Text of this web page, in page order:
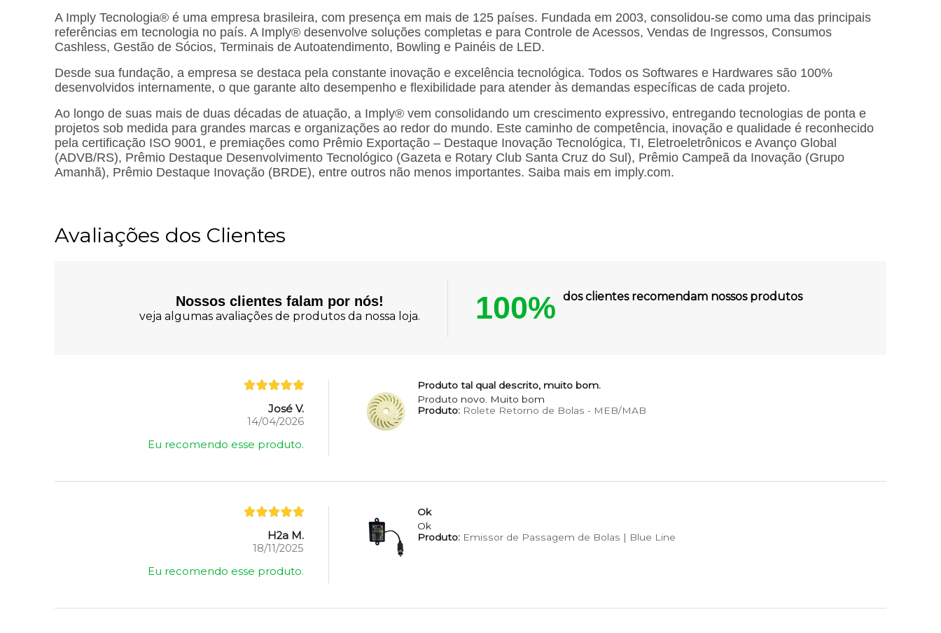
A Imply Tecnologia® é uma empresa brasileira, com presença em mais de 125 países. Fundada em 2003, consolidou-se como uma das principais
referências em tecnologia no país. A Imply® desenvolve soluções completas e para Controle de Acessos, Vendas de Ingressos, Consumos
Cashless, Gestão de Sócios, Terminais de Autoatendimento, Bowling e Painéis de LED.
Desde sua fundação, a empresa se destaca pela constante inovação e excelência tecnológica. Todos os Softwares e Hardwares são 100%
desenvolvidos internamente, o que garante alto desempenho e flexibilidade para atender às demandas específicas de cada projeto.
Ao longo de suas mais de duas décadas de atuação, a Imply® vem consolidando um crescimento expressivo, entregando tecnologias de ponta e
projetos sob medida para grandes marcas e organizações ao redor do mundo. Este caminho de competência, inovação e qualidade é reconhecido
pela certificação ISO 9001, e premiações como Prêmio Exportação – Destaque Inovação Tecnológica, TI, Eletroeletrônicos e Avanço Global
(ADVB/RS), Prêmio Destaque Desenvolvimento Tecnológico (Gazeta e Rotary Club Santa Cruz do Sul), Prêmio Campeã da Inovação (Grupo
Amanhã), Prêmio Destaque Inovação (BRDE), entre outros não menos importantes. Saiba mais em imply.com.
Avaliações dos Clientes
Nossos clientes falam por nós!
veja algumas avaliações de produtos da nossa loja. 100% dos clientes recomendam nossos produtos
José V.
14/04/2026
Eu recomendo esse produto.
Produto tal qual descrito, muito bom.
Produto novo. Muito bom
Produto:Rolete Retorno de Bolas - MEB/MAB
H2a M.
18/11/2025
Eu recomendo esse produto.
Ok
Ok
Produto:Emissor de Passagem de Bolas | Blue Line